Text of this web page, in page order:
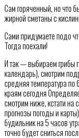
Сам горяченный, но что
жирной сметаны с
Сами придумаете подо
Тогда поехали!
И так — выбираем грибы
календарь), смотрим
средняя температура
краям сегодня
смотрим ниже, кстати на
прогнозы погоды и
будильник на 5 часов
точно будет сниться